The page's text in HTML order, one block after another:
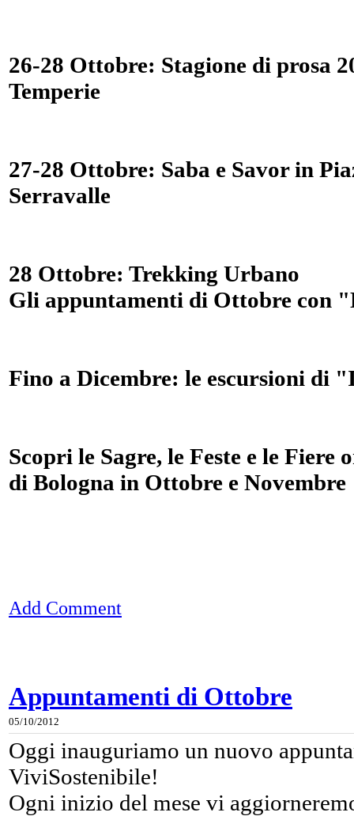
26-28 Ottobre: Stagione di prosa
Temperie
27-28 Ottobre: Saba e Savor in
Serravalle
28 Ottobre: Trekking Urbano
Gli appuntamenti di Ottobre con
Fino a Dicembre: le escursioni di
Scopri le Sagre, le Feste e le
di Bologna in Ottobre e Novembre
Add Comment
Appuntamenti di Ottobre
05/10/2012
Oggi inauguriamo un nuovo
ViviSostenibile!
Ogni inizio del mese vi